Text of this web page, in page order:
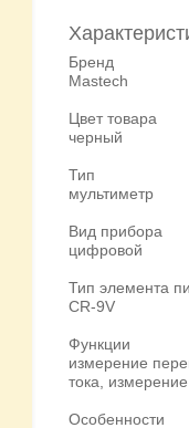
Бренд
Mastech
Цвет товара
черный
Тип
мультиметр
Вид прибора
цифровой
Тип элемента
CR-9V
Функции
измерение
тока,
Особенности